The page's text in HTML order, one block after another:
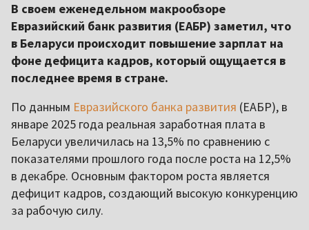
В своем еженедельном макрообзоре
Евразийский банк развития (ЕАБР) заметил, что
в Беларуси происходит повышение зарплат на
фоне дефицита кадров, который ощущается в
последнее время в стране.
По данным Евразийского банка развития (ЕАБР), в
январе 2025 года реальная заработная плата в
Беларуси увеличилась на 13,5% по сравнению с
показателями прошлого года после роста на 12,5%
в декабре. Основным фактором роста является
дефицит кадров, создающий высокую конкуренцию
за рабочую силу.